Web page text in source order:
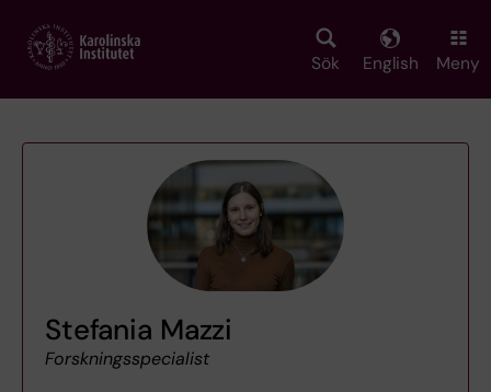
main
Sök English Meny
Stefania Mazzi
Forskningsspecialist